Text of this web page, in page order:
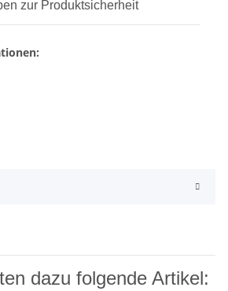
zur Produktsicherheit
dazu folgende Artikel: